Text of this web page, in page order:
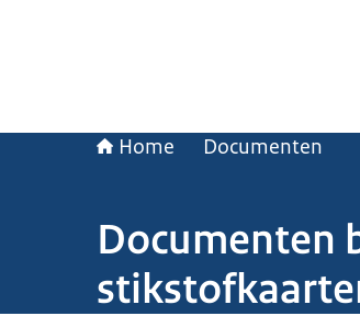
Home Documenten
Documenten